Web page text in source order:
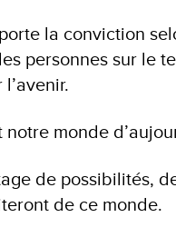
la conviction
personnes sur le
monde
de possibilités,
de ce monde.